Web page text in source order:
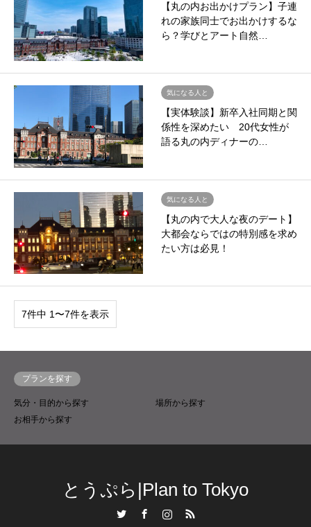
【丸の内お出かけプラン】子連
れの家族同士でお出かけするな
ら？学びとアート自然…
気になる人と
【実体験談】新卒入社同期と関
係性を深めたい 20代女性が
語る丸の内ディナーの…
気になる人と
【丸の内で大人な夜のデート】
大都会ならではの特別感を求め
たい方は必見！
7件中 1〜7件を表示
プランを探す
気分・目的から探す
場所から探す
お相手から探す
とうぷら|Plan to Tokyo
RSS